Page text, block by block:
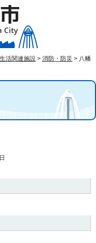
活関連施設 > 消防・防災 > 八幡